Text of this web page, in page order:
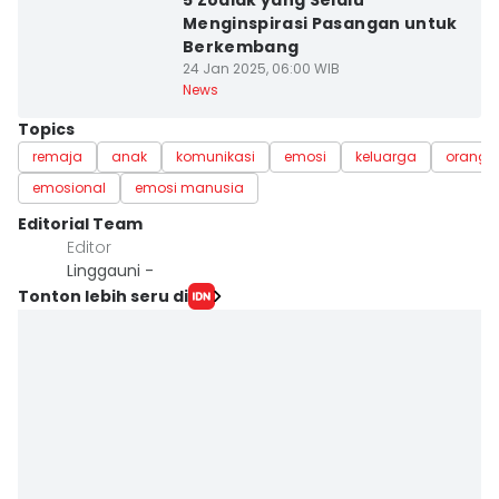
Menginspirasi Pasangan untuk
Berkembang
24 Jan 2025, 06:00 WIB
News
Topics
remaja anak komunikasi emosi keluarga
emosional
emosi manusia
Editorial Team
Editor
Linggauni -
Tonton lebih seru di